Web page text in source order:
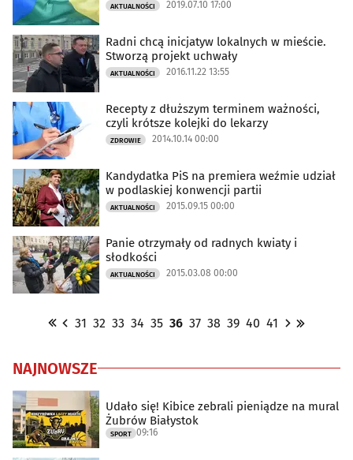
AKTUALNOŚCI 2019.07.10 17:00
Radni chcą inicjatyw lokalnych w mieście.
Stworzą projekt uchwały
AKTUALNOŚCI 2016.11.22 13:55
Recepty z dłuższym terminem ważności,
czyli krótsze kolejki do lekarzy
ZDROWIE 2014.10.14 00:00
Kandydatka PiS na premiera weźmie udział
w podlaskiej konwencji partii
AKTUALNOŚCI 2015.09.15 00:00
Panie otrzymały od radnych kwiaty i
słodkości
AKTUALNOŚCI 2015.03.08 00:00
31 32 33 34 35 36 37 38 39 40 41
NAJNOWSZE
Udało się! Kibice zebrali pieniądze na mural
Żubrów Białystok
SPORT 09:16